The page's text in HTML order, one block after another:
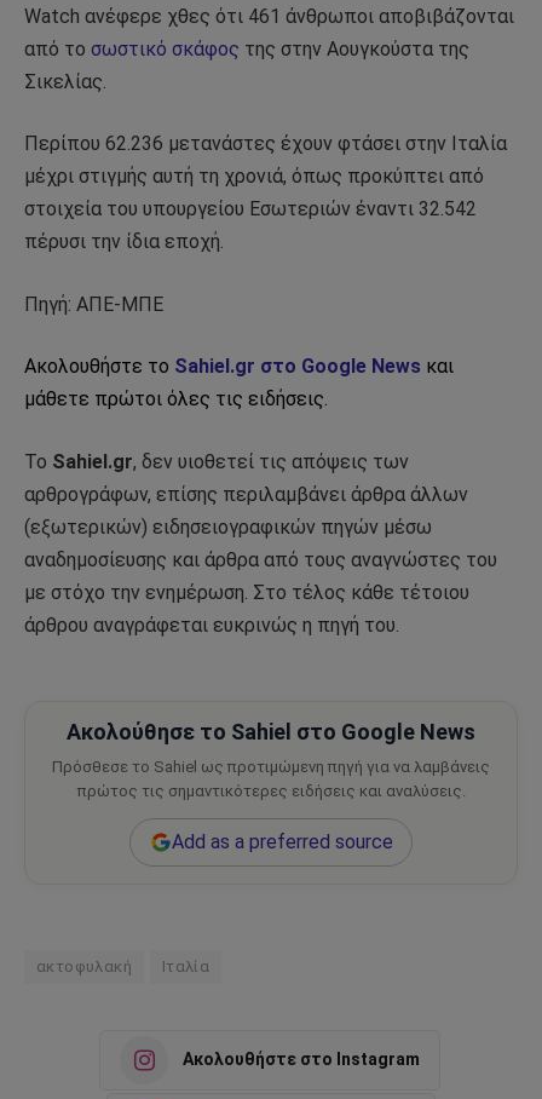
Watch ανέφερε χθες ότι 461 άνθρωποι αποβιβάζονται
από το σωστικό σκάφος της στην Αουγκούστα της
Σικελίας.
Περίπου 62.236 μετανάστες έχουν φτάσει στην Ιταλία
μέχρι στιγμής αυτή τη χρονιά, όπως προκύπτει από
στοιχεία του υπουργείου Εσωτεριών έναντι 32.542
πέρυσι την ίδια εποχή.
Πηγή: ΑΠΕ-ΜΠΕ
Ακολουθήστε το Sahiel.gr στο Google News και
μάθετε πρώτοι όλες τις ειδήσεις.
Το Sahiel.gr, δεν υιοθετεί τις απόψεις των
αρθρογράφων, επίσης περιλαμβάνει άρθρα άλλων
(εξωτερικών) ειδησειογραφικών πηγών μέσω
αναδημοσίευσης και άρθρα από τους αναγνώστες του
με στόχο την ενημέρωση. Στο τέλος κάθε τέτοιου
άρθρου αναγράφεται ευκρινώς η πηγή του.
Ακολούθησε το Sahiel στο Google News
Πρόσθεσε το Sahiel ως προτιμώμενη πηγή για να λαμβάνεις
πρώτος τις σημαντικότερες ειδήσεις και αναλύσεις.
Add as a preferred source
ακτοφυλακή Ιταλία
Ακολουθήστε στο Instagram